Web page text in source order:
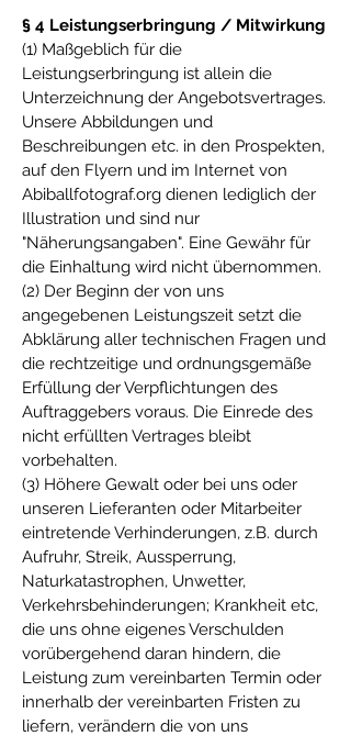
§ 4 Leistungserbringung / Mitwirkung
(1) Maßgeblich für die
Leistungserbringung ist allein die
Unterzeichnung der Angebotsvertrages.
Unsere Abbildungen und
Beschreibungen etc. in den Prospekten,
auf den Flyern und im Internet von
Abiballfotograf.org dienen lediglich der
Illustration und sind nur
"Näherungsangaben". Eine Gewähr für
die Einhaltung wird nicht übernommen.
(2) Der Beginn der von uns
angegebenen Leistungszeit setzt die
Abklärung aller technischen Fragen und
die rechtzeitige und ordnungsgemäße
Erfüllung der Verpflichtungen des
Auftraggebers voraus. Die Einrede des
nicht erfüllten Vertrages bleibt
vorbehalten.
(3) Höhere Gewalt oder bei uns oder
unseren Lieferanten oder Mitarbeiter
eintretende Verhinderungen, z.B. durch
Aufruhr, Streik, Aussperrung,
Naturkatastrophen, Unwetter,
Verkehrsbehinderungen; Krankheit etc,
die uns ohne eigenes Verschulden
vorübergehend daran hindern, die
Leistung zum vereinbarten Termin oder
innerhalb der vereinbarten Fristen zu
liefern, verändern die von uns